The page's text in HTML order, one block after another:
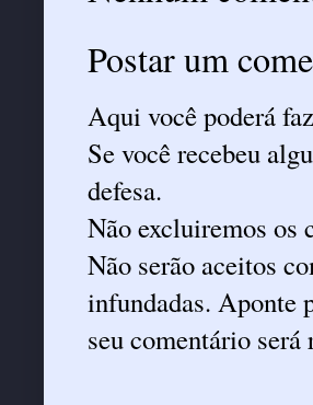
Postar um
Aqui você poderá
Se você recebeu
defesa.
Não excluiremos os
Não serão aceitos
infundadas. Aponte
seu comentário será